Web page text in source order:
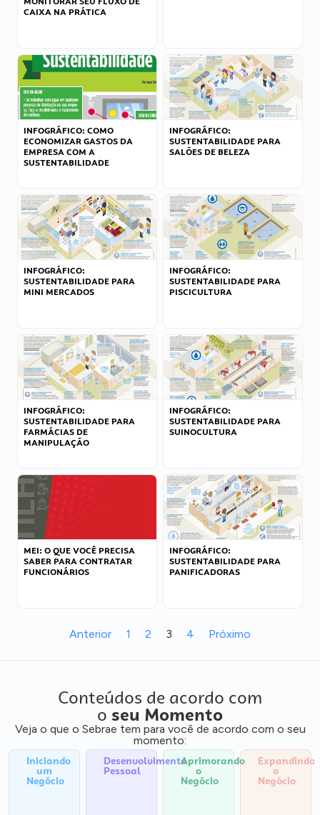
CAIXA NA PRÁTICA
INFOGRÁFICO: COMO
ECONOMIZAR GASTOS DA
EMPRESA COM A
SUSTENTABILIDADE
INFOGRÁFICO:
SUSTENTABILIDADE PARA
SALÕES DE BELEZA
INFOGRÁFICO:
SUSTENTABILIDADE PARA
MINI MERCADOS
INFOGRÁFICO:
SUSTENTABILIDADE PARA
PISCICULTURA
INFOGRÁFICO:
SUSTENTABILIDADE PARA
FARMÁCIAS DE
MANIPULAÇÃO
INFOGRÁFICO:
SUSTENTABILIDADE PARA
SUINOCULTURA
MEI: O QUE VOCÊ PRECISA
SABER PARA CONTRATAR
FUNCIONÁRIOS
INFOGRÁFICO:
SUSTENTABILIDADE PARA
PANIFICADORAS
Anterior 1 2 3 4 Próximo
Conteúdos de acordo com
o seu Momento
Veja o que o Sebrae tem para você de acordo com o seu
momento:
Iniciando
um
Negócio
Desenvolvimento
Pessoal
Aprimorando
o
Negócio
Expandindo
o
Negócio